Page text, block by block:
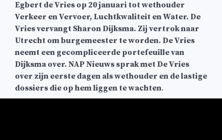
Egbert de Vries op 20 januari tot wethouder
Verkeer en Vervoer, Luchtkwaliteit en Water. De
Vries vervangt Sharon Dijksma. Zij vertrok naar
Utrecht om burgemeester te worden. De Vries
neemt een gecompliceerde portefeuille van
Dijksma over. NAP Nieuws sprak met De Vries
over zijn eerste dagen als wethouder en de lastige
dossiers die op hem liggen te wachten.